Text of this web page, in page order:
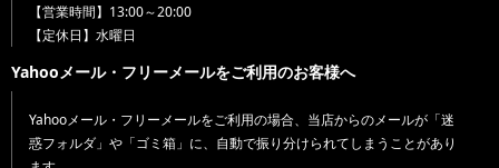
【営業時間】13:00～20:00
【定休日】水曜日
Yahooメール・フリーメールをご利用のお客様へ
Yahooメール・フリーメールをご利用の場合、当店からのメールが「迷
惑フォルダ」や「ゴミ箱」に、自動で振り分けられてしまうことがあり